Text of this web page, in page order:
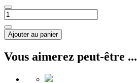
Ajouter au panier
Vous aimerez peut-être ...